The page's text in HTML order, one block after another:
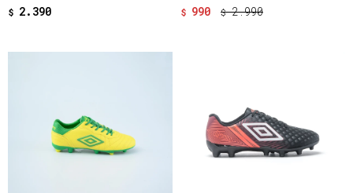
$ 2.390 $ 990 $ 2.990